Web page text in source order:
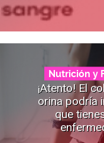
Nutrición y
¡Atento! El
orina podría
que